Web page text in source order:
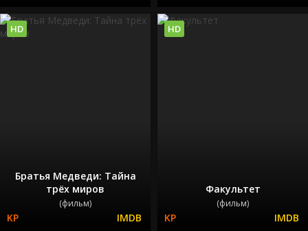
Братья Медведи: Тайна
трёх миров
(фильм)
HD
Факультет
(фильм)
HD